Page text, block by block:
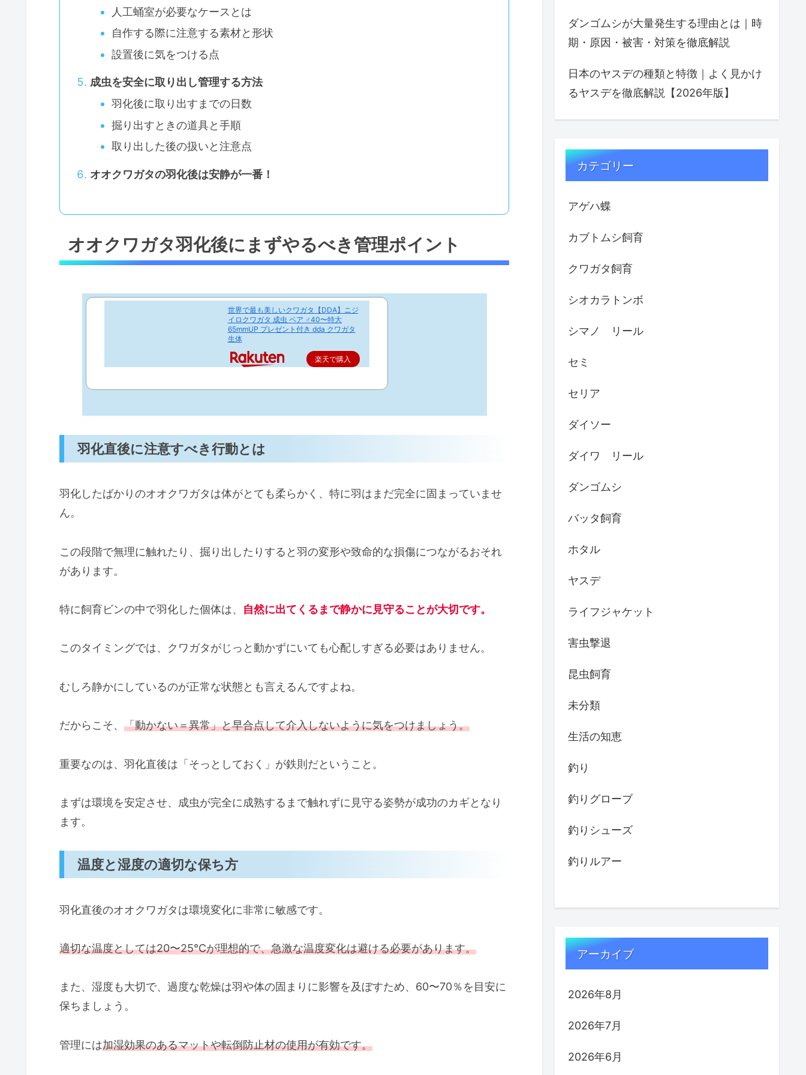
人工蛹室が必要なケースとは
自作する際に注意する素材と形状
設置後に気をつける点
成虫を安全に取り出し管理する方法
羽化後に取り出すまでの日数
掘り出すときの道具と手順
取り出した後の扱いと注意点
オオクワガタの羽化後は安静が一番！
オオクワガタ羽化後にまずやるべき管理ポイント
世界で最も美しいクワガタ【DDA】ニジ
イロクワガタ 成虫 ペア ♂40〜特大
65mmUP プレゼント付き dda クワガタ
生体
楽天で購入
羽化直後に注意すべき行動とは
羽化したばかりのオオクワガタは体がとても柔らかく、特に羽はまだ完全に固まっていませ
ん。
この段階で無理に触れたり、掘り出したりすると羽の変形や致命的な損傷につながるおそれ
があります。
特に飼育ビンの中で羽化した個体は、 自然に出てくるまで静かに見守ることが大切です。
このタイミングでは、クワガタがじっと動かずにいても心配しすぎる必要はありません。
むしろ静かにしているのが正常な状態とも言えるんですよね。
だからこそ、 「動かない＝異常」と早合点して介入しないように気をつけましょう。
重要なのは、羽化直後は「そっとしておく」が鉄則だということ。
まずは環境を安定させ、成虫が完全に成熟するまで触れずに見守る姿勢が成功のカギとなり
ます。
温度と湿度の適切な保ち方
羽化直後のオオクワガタは環境変化に非常に敏感です。
適切な温度としては20〜25℃が理想的で、急激な温度変化は避ける必要があります。
また、湿度も大切で、過度な乾燥は羽や体の固まりに影響を及ぼすため、60〜70％を目安に
保ちましょう。
管理には加湿効果のあるマットや転倒防止材の使用が有効です。
ダンゴムシが大量発生する理由とは｜時
期・原因・被害・対策を徹底解説
日本のヤスデの種類と特徴｜よく見かけ
るヤスデを徹底解説【2026年版】
カテゴリー
アゲハ蝶
カブトムシ飼育
クワガタ飼育
シオカラトンボ
シマノ リール
セミ
セリア
ダイソー
ダイワ リール
ダンゴムシ
バッタ飼育
ホタル
ヤスデ
ライフジャケット
害虫撃退
昆虫飼育
未分類
生活の知恵
釣り
釣りグローブ
釣りシューズ
釣りルアー
アーカイブ
2026年8月
2026年7月
2026年6月